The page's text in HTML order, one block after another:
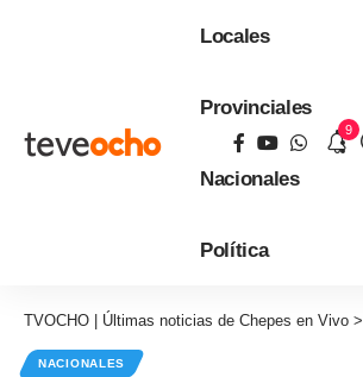
Locales
Provinciales
Nacionales
Política
9
TVOCHO | Últimas noticias de Chepes en Vivo >
NACIONALES